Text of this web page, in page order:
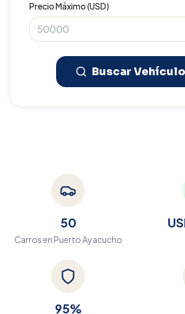
Precio Máximo (USD)
Buscar
50
Carros en Puerto Ayacucho
95%